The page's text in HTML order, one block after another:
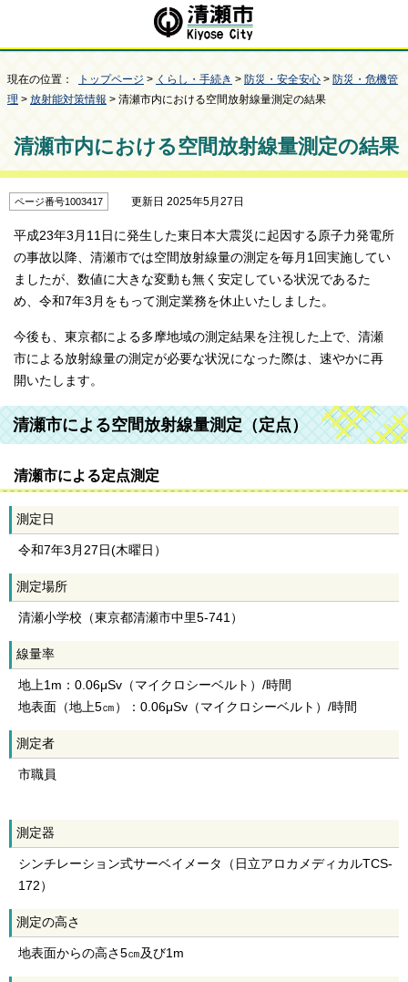
現在の位置： トップページ > くらし・手続き > 防災・安全安心 > 防災・危機管
理 > 放射能対策情報 > 清瀬市内における空間放射線量測定の結果
清瀬市内における空間放射線量測定の結果
ページ番号1003417 更新日 2025年5月27日
平成23年3月11日に発生した東日本大震災に起因する原子力発電所
の事故以降、清瀬市では空間放射線量の測定を毎月1回実施してい
ましたが、数値に大きな変動も無く安定している状況であるた
め、令和7年3月をもって測定業務を休止いたしました。
今後も、東京都による多摩地域の測定結果を注視した上で、清瀬
市による放射線量の測定が必要な状況になった際は、速やかに再
開いたします。
清瀬市による空間放射線量測定（定点）
清瀬市による定点測定
測定日
令和7年3月27日(木曜日）
測定場所
清瀬小学校（東京都清瀬市中里5-741）
線量率
地上1m：0.06μSv（マイクロシーベルト）/時間
地表面（地上5㎝）：0.06μSv（マイクロシーベルト）/時間
測定者
市職員
測定器
シンチレーション式サーベイメータ（日立アロカメディカルTCS-
172）
測定の高さ
地表面からの高さ5㎝及び1m